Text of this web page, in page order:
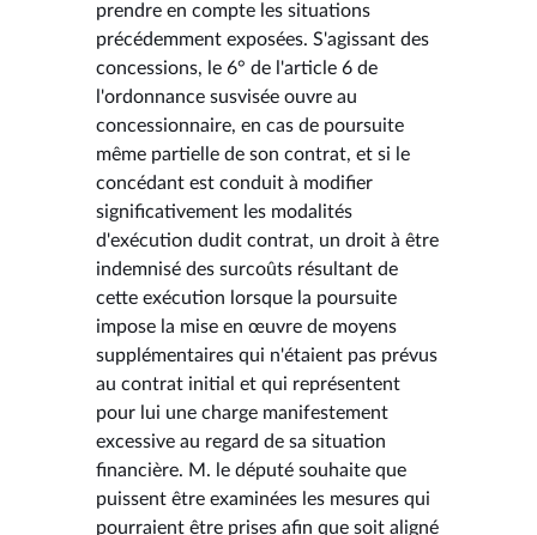
prendre en compte les situations
précédemment exposées. S'agissant des
concessions, le 6° de l'article 6 de
l'ordonnance susvisée ouvre au
concessionnaire, en cas de poursuite
même partielle de son contrat, et si le
concédant est conduit à modifier
significativement les modalités
d'exécution dudit contrat, un droit à être
indemnisé des surcoûts résultant de
cette exécution lorsque la poursuite
impose la mise en œuvre de moyens
supplémentaires qui n'étaient pas prévus
au contrat initial et qui représentent
pour lui une charge manifestement
excessive au regard de sa situation
financière. M. le député souhaite que
puissent être examinées les mesures qui
pourraient être prises afin que soit aligné